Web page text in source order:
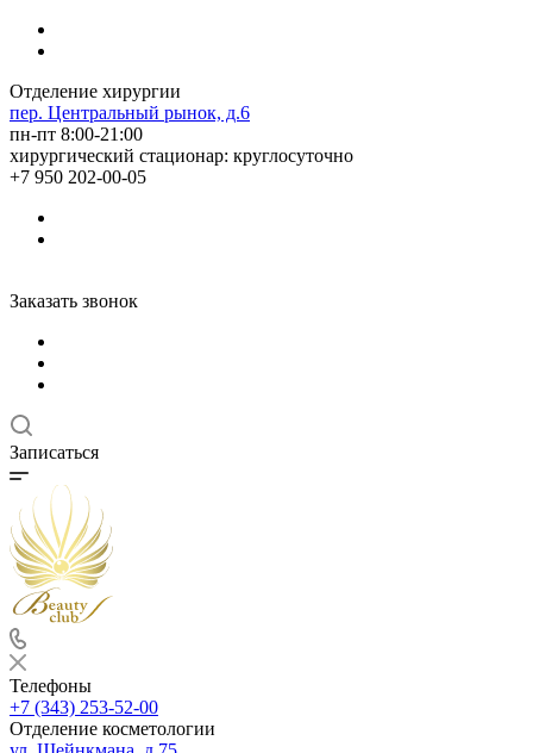
Отделение хирургии
пер. Центральный рынок, д.6
пн-пт 8:00-21:00
хирургический стационар: круглосуточно
+7 950 202-00-05
Заказать звонок
Записаться
Телефоны
+7 (343) 253-52-00
Отделение косметологии